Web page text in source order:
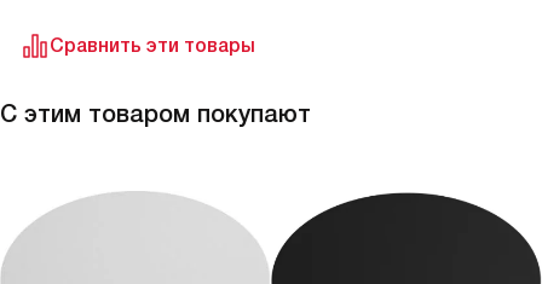
Сравнить эти товары
С этим товаром покупают